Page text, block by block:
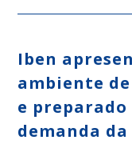
Iben
ambiente
e
demanda